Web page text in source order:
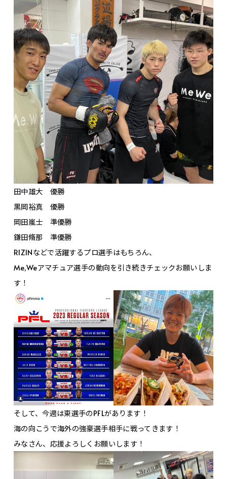
田中雄大 優勝
黒岡裕真 優勝
岡田嵐士 準優勝
鎌田脩那 準優勝
RIZINなどで活躍するプロ選手はもちろん、
Me,Weアマチュア選手の動向を引き続きチェックお願いしま
す！
そして、今週は東選手のPFLがあります！
海の向こうで海外の強豪選手相手に戦ってきます！
みなさん、応援よろしくお願いします！